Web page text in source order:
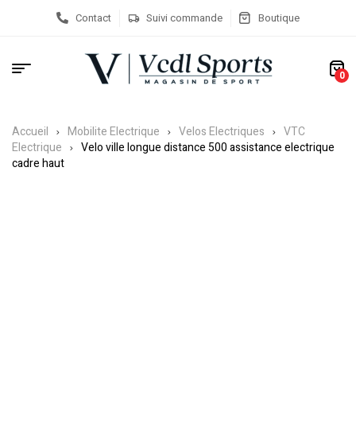
Contact Suivi commande Boutique
0
Accueil Mobilite Electrique Velos Electriques
VTC
Electrique
Velo ville longue distance 500 assistance electrique
cadre haut